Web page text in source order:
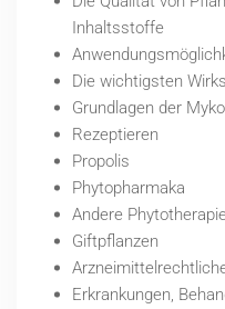
Inhaltsstoffe
Die wichtigsten
Grundlagen der
Rezeptieren
Propolis
Phytopharmaka
Andere
Giftpflanzen
Erkrankungen,